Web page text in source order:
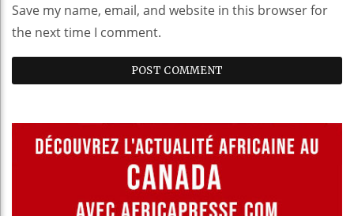
Save my name, email, and website in this browser for
the next time I comment.